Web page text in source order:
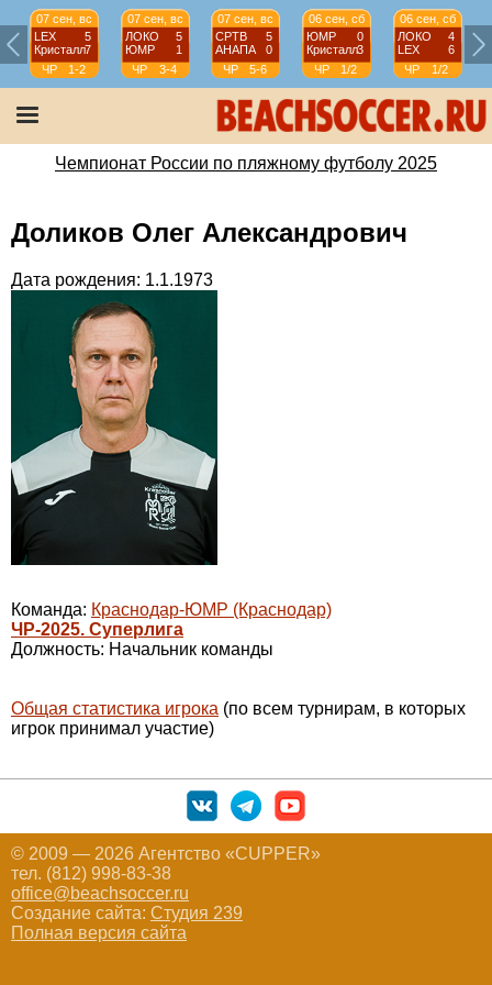
07 сен, вс
LEX
5
Кристалл7
ЧР
1-2
07 сен, вс
ЛОКО
5
ЮМР
1
ЧР
3-4
07 сен, вс
СРТВ
5
АНАПА
0
ЧР
5-6
06 сен, сб
ЮМР
0
Кристалл3
ЧР
1/2
06 сен, сб
ЛОКО
4
LEX
6
ЧР
1/2
Чемпионат России по пляжному футболу 2025
Доликов Олег Александрович
Дата рождения: 1.1.1973
Команда: Краснодар-ЮМР (Краснодар)
ЧР-2025. Суперлига
Должность: Начальник команды
Общая статистика игрока (по всем турнирам, в которых
игрок принимал участие)
© 2009 — 2026 Агентство «CUPPER»
тел. (812) 998-83-38
office@beachsoccer.ru
Создание сайта: Студия 239
Полная версия сайта